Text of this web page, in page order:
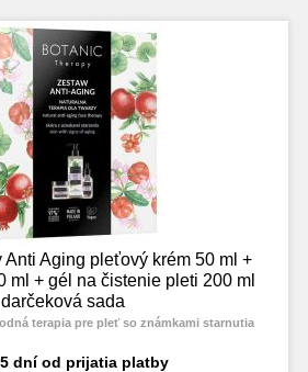
Anti Aging pleťový krém 50 ml +
ml + gél na čistenie pleti 200 ml
darčeková sada
terapia pre pleť so známkami starnutia
dní od prijatia platby